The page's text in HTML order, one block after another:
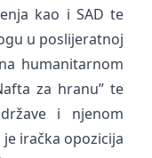
kao i SAD te
u poslijeratnoj
humanitarnom
za hranu” te
i njenom
iračka opozicija